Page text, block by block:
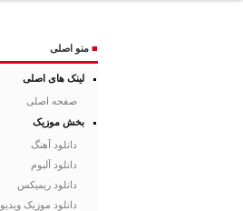
■ منو اصلی
لینک های اصلی
صفحه اصلی
بخش موزیک
دانلود آهنگ
دانلود آلبوم
دانلود ریمیکس
دانلود موزیک ویدیو